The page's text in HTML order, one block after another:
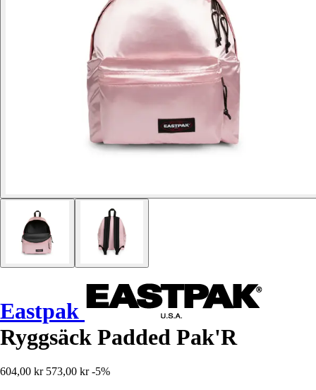
Eastpak
Ryggsäck Padded Pak'R
604,00 kr 573,00 kr -5%